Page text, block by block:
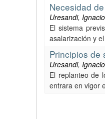
Necesidad
Uresandi, Ignacio
El sistema
asalarización y
Principios de
Uresandi, Ignacio
El replanteo de
entrara en vigor